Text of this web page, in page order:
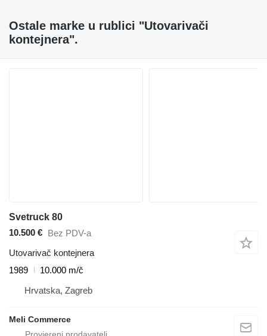
Ostale marke u rublici "Utovarivači
kontejnera".
Svetruck 80
10.500 € Bez PDV-a
Utovarivač kontejnera
1989
10.000 m/č
Hrvatska, Zagreb
Meli Commerce